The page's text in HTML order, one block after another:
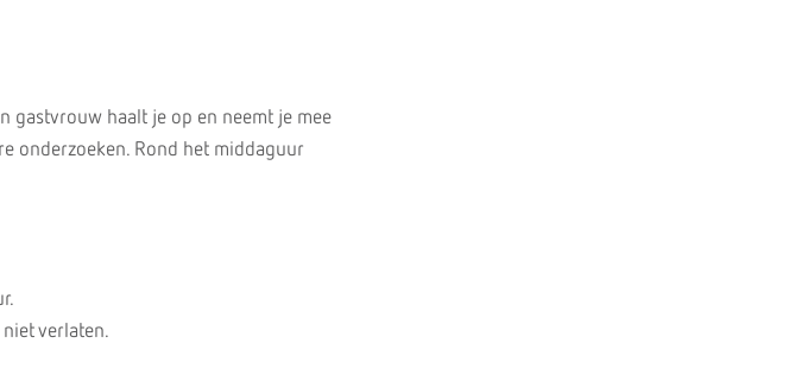
gastvrouw haalt je op en neemt je mee
onderzoeken. Rond het middaguur
verlaten.